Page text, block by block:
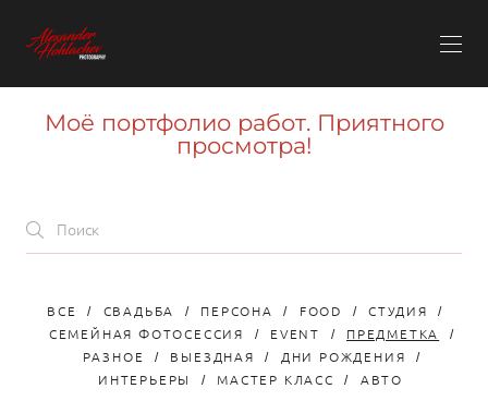
Моё портфолио работ. Приятного
просмотра!
ВСЕ СВАДЬБА ПЕРСОНА FOOD
СТУДИЯ
СЕМЕЙНАЯ ФОТОСЕССИЯ
EVENT
ПРЕДМЕТКА
РАЗНОЕ
ВЫЕЗДНАЯ
ДНИ РОЖДЕНИЯ
ИНТЕРЬЕРЫ
МАСТЕР КЛАСС АВТО